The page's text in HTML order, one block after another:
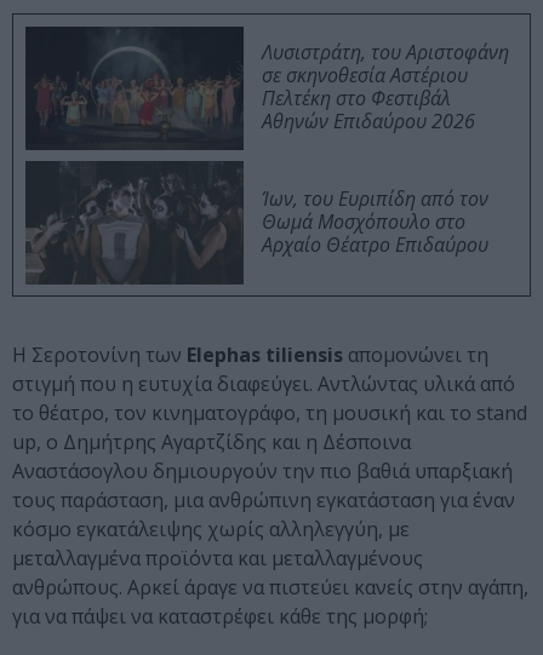
Λυσιστράτη, του Αριστοφάνη
σε σκηνοθεσία Αστέριου
Πελτέκη στο Φεστιβάλ
Αθηνών Επιδαύρου 2026
Ίων, του Ευριπίδη από τον
Θωμά Μοσχόπουλο στο
Αρχαίο Θέατρο Επιδαύρου
Η Σεροτονίνη των Elephas tiliensis απομονώνει τη
στιγμή που η ευτυχία διαφεύγει. Αντλώντας υλικά από
το θέατρο, τον κινηματογράφο, τη μουσική και το stand
up, ο Δημήτρης Αγαρτζίδης και η Δέσποινα
Αναστάσογλου δημιουργούν την πιο βαθιά υπαρξιακή
τους παράσταση, μια ανθρώπινη εγκατάσταση για έναν
κόσμο εγκατάλειψης χωρίς αλληλεγγύη, με
μεταλλαγμένα προϊόντα και μεταλλαγμένους
ανθρώπους. Αρκεί άραγε να πιστεύει κανείς στην αγάπη,
για να πάψει να καταστρέφει κάθε της μορφή;